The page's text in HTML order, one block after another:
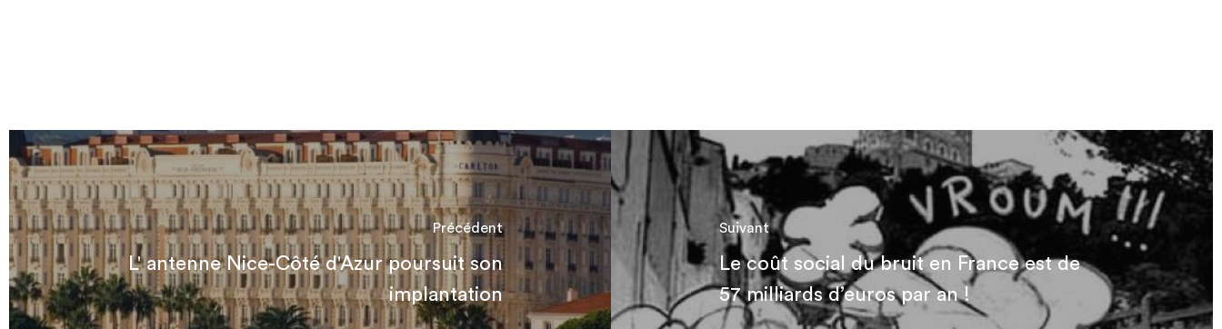
Précédent
L' antenne Nice-Côté d'Azur poursuit son
implantation
Suivant
Le coût social du bruit en France est de
57 milliards d’euros par an !